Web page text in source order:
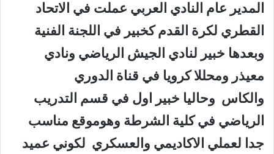
المدير عام النادي العربي عملت في الاتحاد
القطري لكرة القدم كخبير في اللجنة الفنية
وبعدها خبير لنادي الجيش الرياضي ونادي
معيذر ومحللا كرويا في قناة الدوري
والكاس وحاليا خبير اول في قسم التدريب
الرياضي في كلية الشرطة وهوموقع مناسب
جدا لعملي الاكاديمي والعسكري لكوني عميد